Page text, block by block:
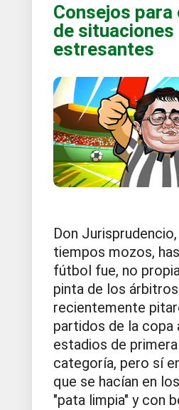
Consejos para
de situaciones
estresantes
Don
tiempos mozos,
fútbol fue, no
pinta de los
recientemente
partidos de la copa
estadios de
categoría, pero sí en
que se hacían en
"pata limpia" y con